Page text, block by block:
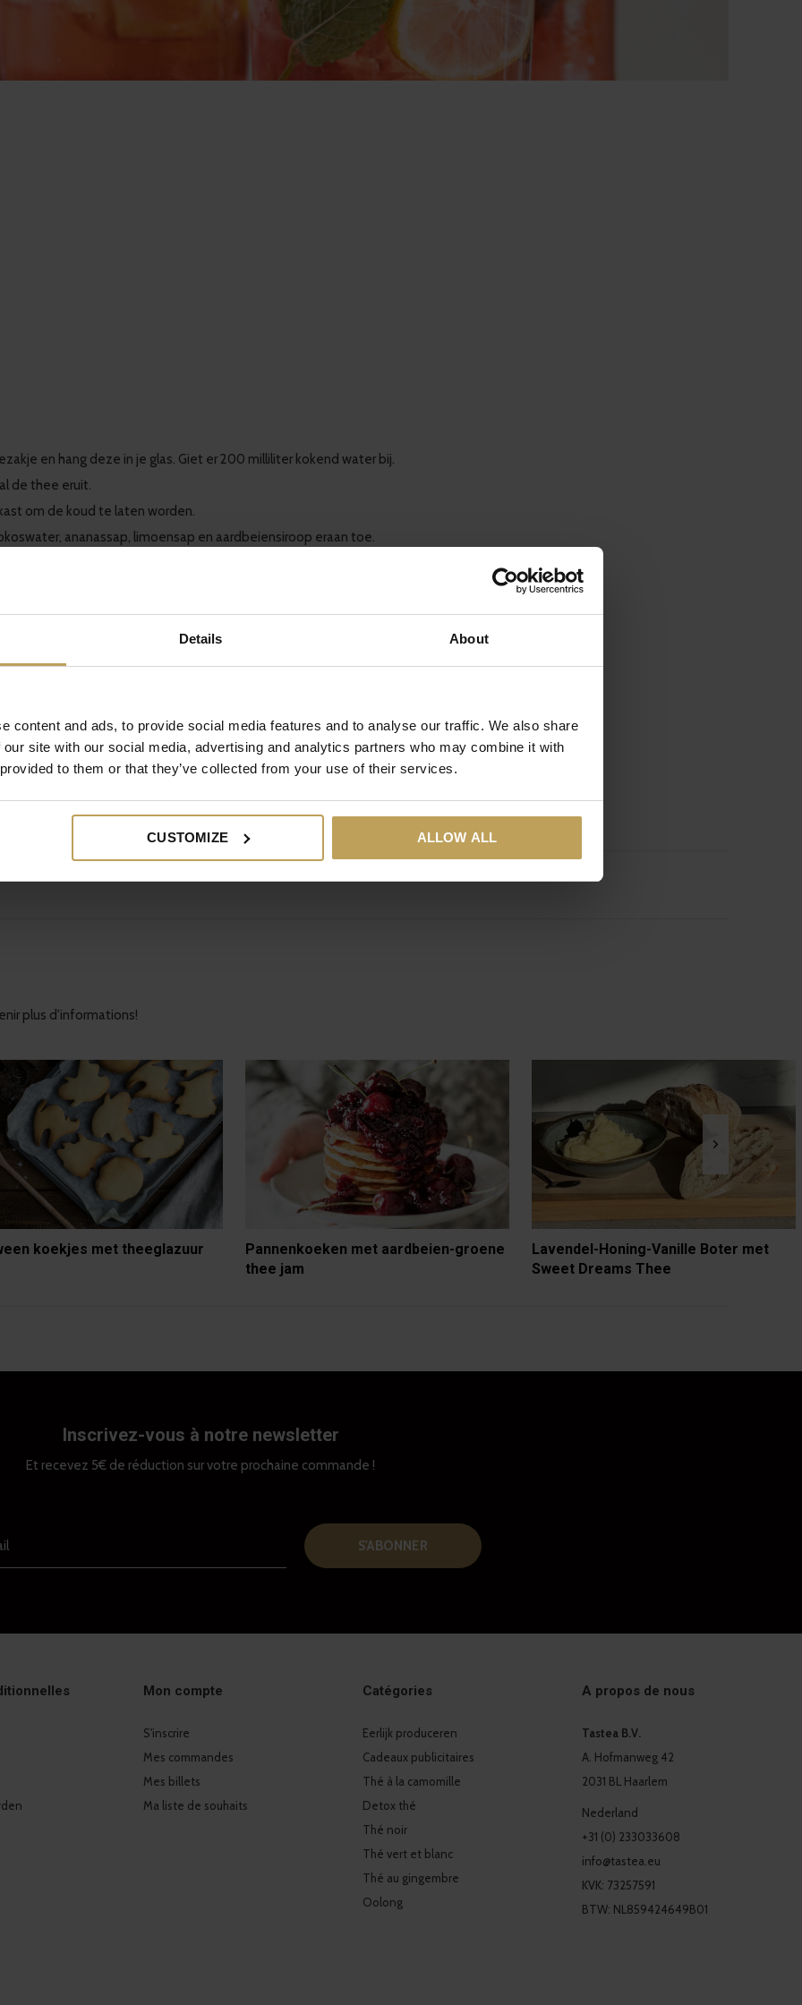
Details About
content and ads, to provide social media features and to analyse our traffic. We also share
site with our social media, advertising and analytics partners who may combine it with
to them or that they’ve collected from your use of their services.
CUSTOMIZE ALLOW ALL
en hang deze in je glas. Giet er 200 milliliter kokend water bij.
de thee eruit.
om de koud te laten worden.
ananassap, limoensap en aardbeiensiroop eraan toe.
alle ingrediënten goed te mengen en de cocktail goed te koelen.
op de rand van het glas.
de smaken te verspreiden.
plus d'informations!
koekjes met theeglazuur
Pannenkoeken met aardbeien-groene
thee jam
Lavendel-Honing-Vanille Boter met
Sweet Dreams Thee
Inscrivez-vous à notre newsletter
Et recevez 5€ de réduction sur votre prochaine commande !
S'ABONNER
Mon compte
S'inscrire
Mes commandes
Mes billets
Ma liste de souhaits
Catégories
Eerlijk produceren
Cadeaux publicitaires
Thé à la camomille
Detox thé
Thé noir
Thé vert et blanc
Thé au gingembre
Oolong
A propos de nous
Tastea B.V.
A. Hofmanweg 42
2031 BL Haarlem
Nederland
+31 (0) 233033608
info@tastea.eu
KVK: 73257591
BTW: NL859424649B01